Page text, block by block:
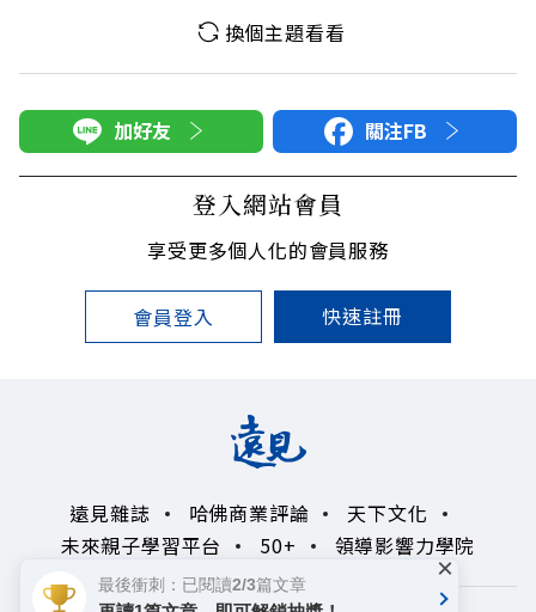
換個主題看看
加好友 關注FB
登入網站會員
享受更多個人化的會員服務
會員登入 快速註冊
遠見雜誌 哈佛商業評論
天下文化
未來親子學習平台
50+ 領導影響力學院
最後衝刺：已閱讀2/3篇文章 ×